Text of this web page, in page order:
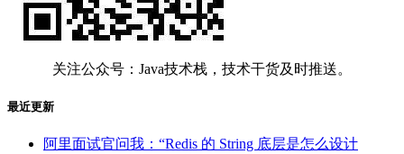
关注公众号：Java技术栈，技术干货及时推送。
最近更新
阿里面试官问我：“Redis 的 String 底层是怎么设计